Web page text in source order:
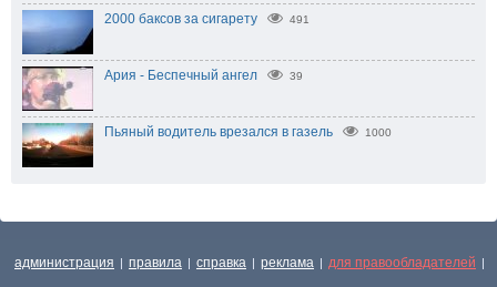
2000 баксов за сигарету 491
Ария - Беспечный ангел 39
Пьяный водитель врезался в газель 1000
администрация | правила | справка | реклама | для правообладателей |